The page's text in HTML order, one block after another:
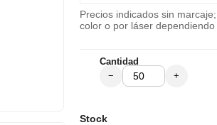
Precios indicados sin
color o por láser
Cantidad
− +
Stock